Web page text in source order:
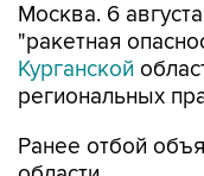
Москва. 6
"ракетная
Курганской
региональных
Ранее отбой